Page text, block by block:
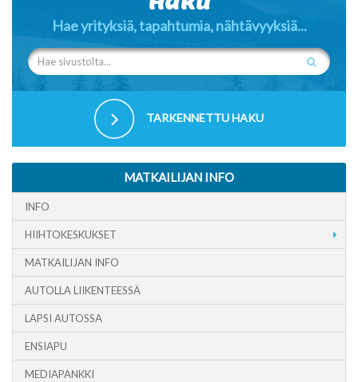
Hae yrityksiä, tapahtumia, nähtävyyksiä...
TARKENNETTU HAKU
MATKAILIJAN INFO
INFO
HIIHTOKESKUKSET
MATKAILIJAN INFO
AUTOLLA LIIKENTEESSÄ
LAPSI AUTOSSA
ENSIAPU
MEDIAPANKKI